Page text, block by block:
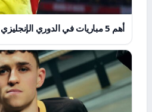
أهم 5 مباريات في الدوري الإنجليزي لشهر أغسطس 2026